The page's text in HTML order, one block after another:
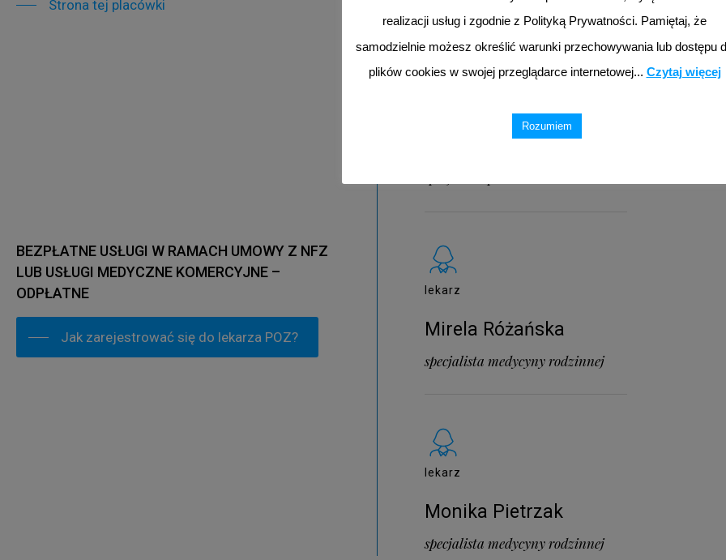
Strona tej placówki
BEZPŁATNE USŁUGI W RAMACH UMOWY Z NFZ
LUB USŁUGI MEDYCZNE KOMERCYJNE –
ODPŁATNE
Jak zarejestrować się do lekarza POZ?
lekarz
Mirela Różańska
specjalista medycyny rodzinnej
lekarz
Monika Pietrzak
specjalista medycyny rodzinnej
realizacji usług i zgodnie z Polityką Prywatności. Pamiętaj, że
samodzielnie możesz określić warunki przechowywania lub dostępu
plików cookies w swojej przeglądarce internetowej... Czytaj więcej
Rozumiem